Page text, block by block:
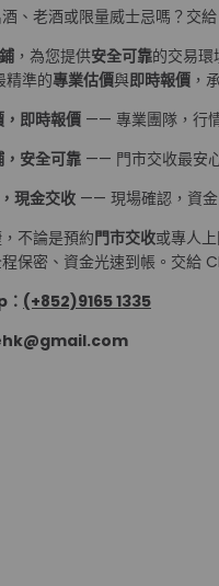
、老酒或限量威士忌嗎？交給
，為您提供安全可靠的交易
精準的專業估價與即時報價 ，
即時報價 —— 專業團隊，行
安全可靠 —— 門市交收最安
現金交收 —— 現場確認，資金
不論是預約門市交收或專人
保密、資金光速到帳。交給
(+852)9165 1335